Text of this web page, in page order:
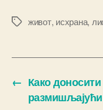
Ознакеживот, исхрана,
← Како
размишљајући